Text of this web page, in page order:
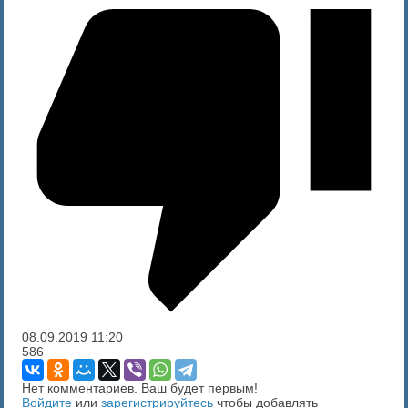
08.09.2019 11:20
586
Нет комментариев. Ваш будет первым!
Войдите илизарегистрируйтесь чтобы добавлять